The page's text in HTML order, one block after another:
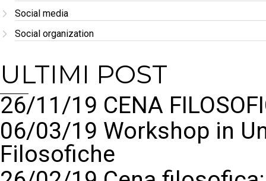
Social media
Social organization
ULTIMI POST
26/11/19 CENA
06/03/19 Workshop in
Filosofiche